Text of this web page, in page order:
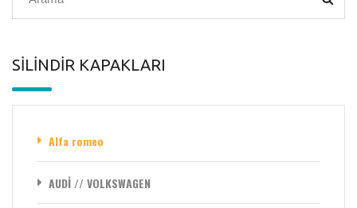
SİLİNDİR KAPAKLARI
Alfa romeo
AUDİ // VOLKSWAGEN